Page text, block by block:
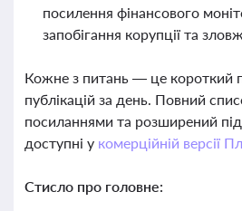
посилення фінансового
запобігання корупції та
Кожне з питань — це короткий
публікацій за день. Повний
посиланнями та розширений
доступні у комерційній версії
Стисло про головне: